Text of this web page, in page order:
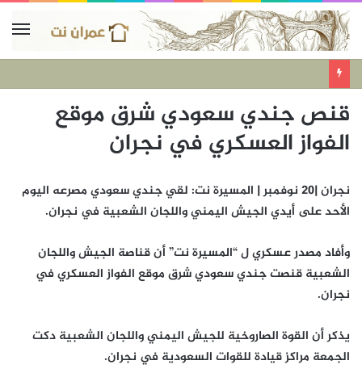
قنص جندي سعودي شرق موقع
الفواز العسكري في نجران
نجران |20 نوفمبر | المسيرة نت: لقي جندي سعودي مصرعه اليوم
الأحد على أيدي الجيش اليمني واللجان الشعبية في نجران.
وأفاد مصدر عسكري ل “المسيرة نت” أن قناصة الجيش واللجان
الشعبية قنصت جندي سعودي شرق موقع الفواز العسكري في
نجران.
يذكر أن القوة الصاروخية للجيش اليمني واللجان الشعبية دكت
الجمعة مراكز قيادة للقوات السعودية في نجران.